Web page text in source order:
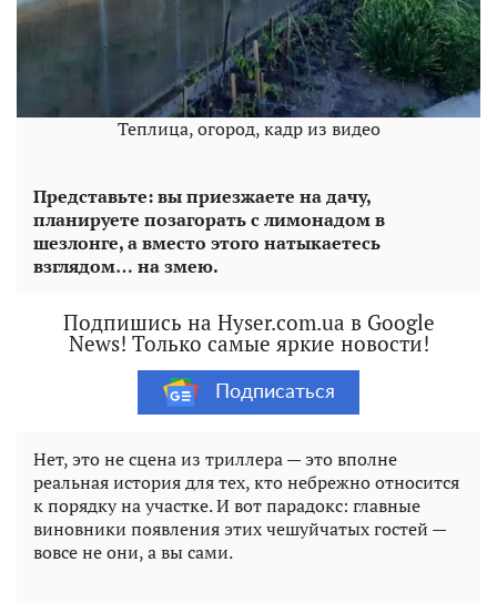
Теплица, огород, кадр из видео
Представьте: вы приезжаете на дачу,
планируете позагорать с лимонадом в
шезлонге, а вместо этого натыкаетесь
взглядом… на змею.
Подпишись на Hyser.com.ua в Google
News! Только самые яркие новости!
Подписаться
Нет, это не сцена из триллера — это вполне
реальная история для тех, кто небрежно относится
к порядку на участке. И вот парадокс: главные
виновники появления этих чешуйчатых гостей —
вовсе не они, а вы сами.